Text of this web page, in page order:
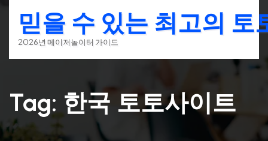
content
믿을 수 있는 최고의 토
2026년 메이저놀이터 가이드
Tag: 한국 토토사이트